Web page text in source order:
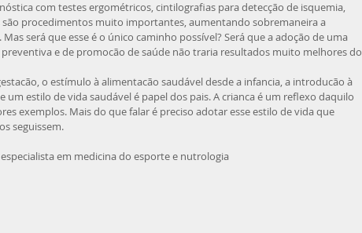
procedimentos muito importantes, aumentando sobremaneira a
será que esse é o único caminho possível? Será que a adoção de uma
e de promocão de saúde não traria resultados muito melhores do
um estilo de vida saudável é papel dos pais. A crianca é um reflexo daquilo
exemplos. Mais do que falar é preciso adotar esse estilo de vida que
seguissem.
em medicina do esporte e nutrologia